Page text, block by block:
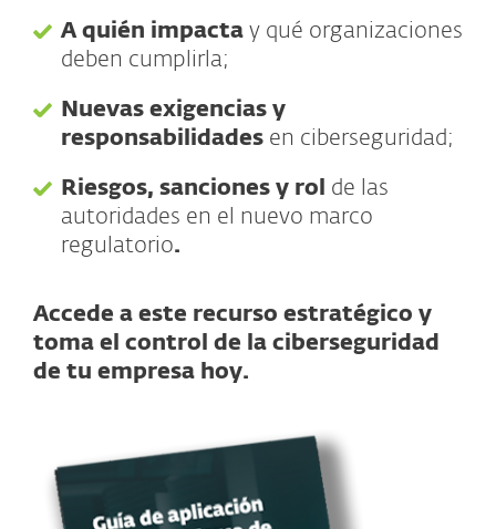
A quién impacta y qué organizaciones
deben cumplirla;
Nuevas exigencias y
responsabilidades en ciberseguridad;
Riesgos, sanciones y rol de las
autoridades en el nuevo marco
regulatorio.
Accede a este recurso estratégico y
toma el control de la ciberseguridad
de tu empresa hoy.